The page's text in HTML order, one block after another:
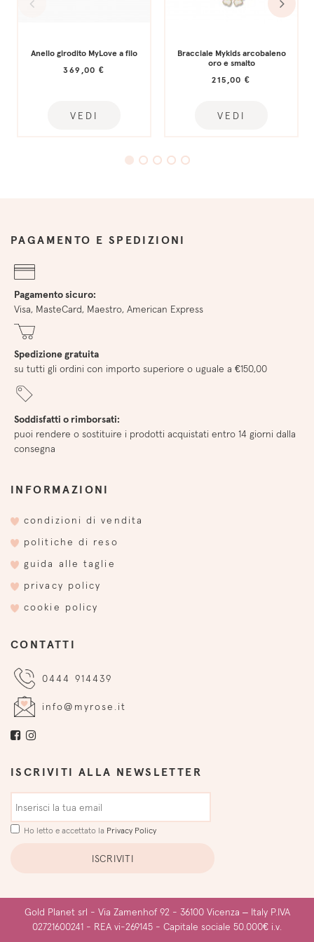
Anello girodito MyLove a filo
369,00 €
VEDI
Bracciale Mykids arcobaleno
oro e smalto
215,00 €
VEDI
PAGAMENTO E SPEDIZIONI
Pagamento sicuro:
Visa, MasteCard, Maestro, American Express
Spedizione gratuita
su tutti gli ordini con importo superiore o uguale a €150,00
Soddisfatti o rimborsati:
puoi rendere o sostituire i prodotti acquistati entro 14 giorni dalla
consegna
INFORMAZIONI
condizioni di vendita
politiche di reso
guida alle taglie
privacy policy
cookie policy
CONTATTI
0444 914439
info@myrose.it
ISCRIVITI ALLA NEWSLETTER
Ho letto e accettato la Privacy Policy
Gold Planet srl - Via Zamenhof92 - 36100 Vicenza – Italy P.IVA
02721600241 - REA vi-269145 - Capitale sociale 50.000€ i.v.